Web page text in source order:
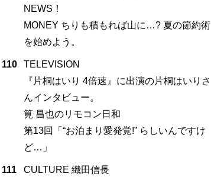
NEWS！
MONEY ちりも積もれば山に…? 夏の節約術
を始めよう。
110
TELEVISION
『片桐はいり 4倍速』に出演の片桐はいりさ
んインタビュー。
筧 昌也のリモコン日和
第13回「“お泊まり愛発覚!” らしいんですけ
ど…」
111 CULTURE 織田信長